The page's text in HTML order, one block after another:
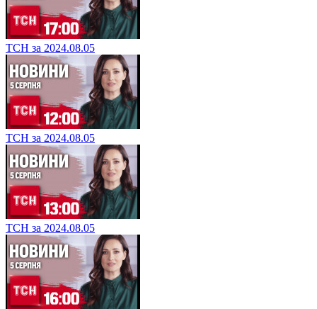
ТСН за 2024.08.05
ТСН за 2024.08.05
ТСН за 2024.08.05